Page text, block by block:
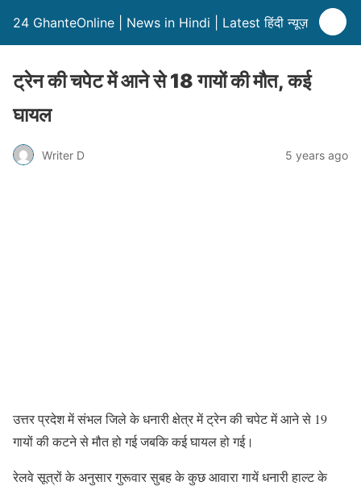
24 GhanteOnline | News in Hindi | Latest हिंदी न्यूज़
ट्रेन की चपेट में आने से 18 गायों की मौत, कई
घायल
Writer D 5 years ago
उत्तर प्रदेश में संभल जिले के धनारी क्षेत्र में ट्रेन की चपेट में आने से 19
गायों की कटने से मौत हो गई जबकि कई घायल हो गई।
रेलवे सूत्रों के अनुसार गुरूवार सुबह के कुछ आवारा गायें धनारी हाल्ट के